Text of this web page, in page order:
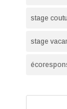
stage
stage